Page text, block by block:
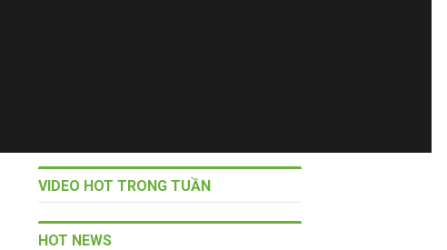
VIDEO HOT TRONG TUẦN
HOT NEWS